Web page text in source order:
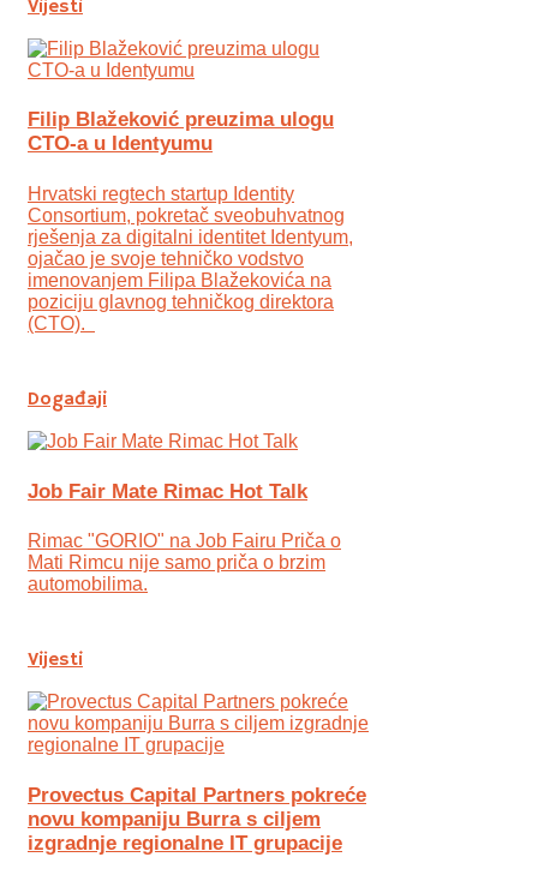
Vijesti
Filip Blažeković preuzima ulogu
CTO-a u Identyumu
Hrvatski regtech startup Identity
Consortium, pokretač sveobuhvatnog
rješenja za digitalni identitet Identyum,
ojаčao je svoje tehničko vodstvo
imenovanjem Filipa Blažekovića na
poziciju glavnog tehničkog direktora
(CTO).
Događaji
Job Fair Mate Rimac Hot Talk
Rimac "GORIO" na Job Fairu Priča o
Mati Rimcu nije samo priča o brzim
automobilima.
Vijesti
Provectus Capital Partners pokreće
novu kompaniju Burra s ciljem
izgradnje regionalne IT grupacije